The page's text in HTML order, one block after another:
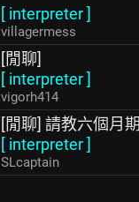
[ interpreter]
villagermess
[閒聊]
[ interpreter]
vigorh414
[閒聊] 請教六個月
[ interpreter]
SLcaptain